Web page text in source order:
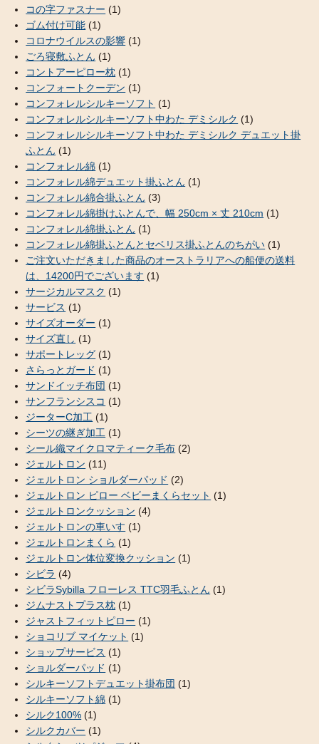
コの字ファスナー (1)
ゴム付け可能 (1)
コロナウイルスの影響 (1)
ごろ寝敷ふとん (1)
コントアーピロー枕 (1)
コンフォートクーデン (1)
コンフォレルシルキーソフト (1)
コンフォレルシルキーソフト中わた デミシルク (1)
コンフォレルシルキーソフト中わた デミシルク デュエット掛
ふとん (1)
コンフォレル綿 (1)
コンフォレル綿デュエット掛ふとん (1)
コンフォレル綿合掛ふとん (3)
コンフォレル綿掛けふとんで、幅 250cm × 丈 210cm (1)
コンフォレル綿掛ふとん (1)
コンフォレル綿掛ふとんとセベリス掛ふとんのちがい (1)
ご注文いただきました商品のオーストラリアへの船便の送料
は、14200円でございます (1)
サージカルマスク (1)
サービス (1)
サイズオーダー (1)
サイズ直し (1)
サポートレッグ (1)
さらっとガード (1)
サンドイッチ布団 (1)
サンフランシスコ (1)
ジーターC加工 (1)
シーツの継ぎ加工 (1)
シール織マイクロマティーク毛布 (2)
ジェルトロン (11)
ジェルトロン ショルダーパッド (2)
ジェルトロン ピロー ベビーまくらセット (1)
ジェルトロンクッション (4)
ジェルトロンの車いす (1)
ジェルトロンまくら (1)
ジェルトロン体位変換クッション (1)
シビラ (4)
シビラSybilla フローレス TTC羽毛ふとん (1)
ジムナストプラス枕 (1)
ジャストフィットピロー (1)
ショコリブ マイケット (1)
ショップサービス (1)
ショルダーパッド (1)
シルキーソフトデュエット掛布団 (1)
シルキーソフト綿 (1)
シルク100% (1)
シルクカバー (1)